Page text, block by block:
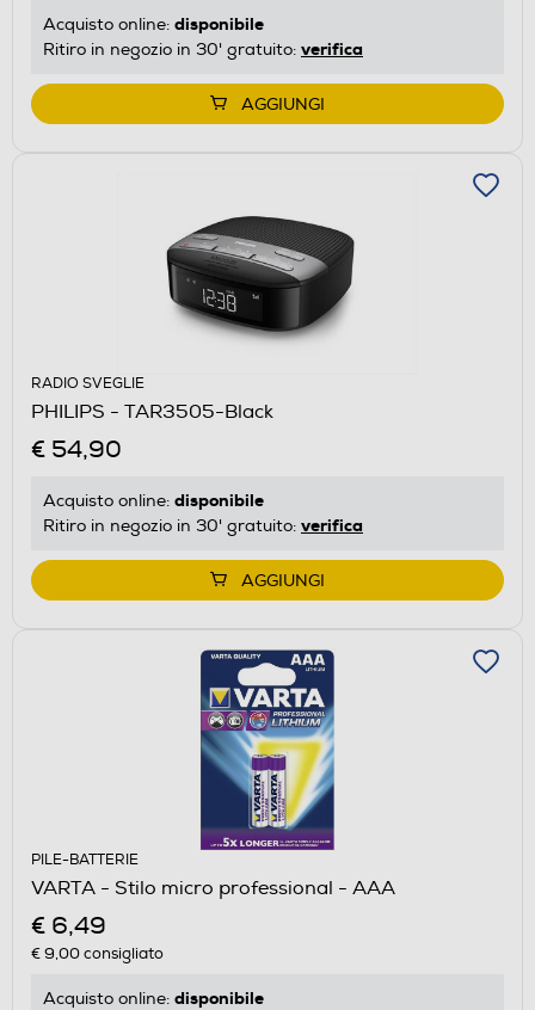
Acquisto online: disponibile
Ritiro in negozio in 30' gratuito: verifica
AGGIUNGI
RADIO SVEGLIE
PHILIPS - TAR3505-Black
€ 54,90
Acquisto online: disponibile
Ritiro in negozio in 30' gratuito: verifica
AGGIUNGI
PILE-BATTERIE
VARTA - Stilo micro professional - AAA
€ 6,49
€ 9,00consigliato
Acquisto online: disponibile